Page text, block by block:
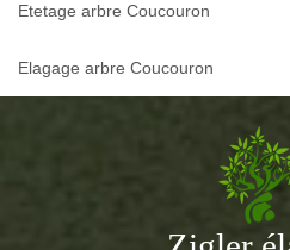
Etetage arbre Coucouron
Elagage arbre Coucouron